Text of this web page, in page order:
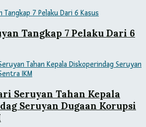
Tangkap 7 Pelaku Dari 6
Seruyan Tahan Kepala
Seruyan Dugaan Korupsi